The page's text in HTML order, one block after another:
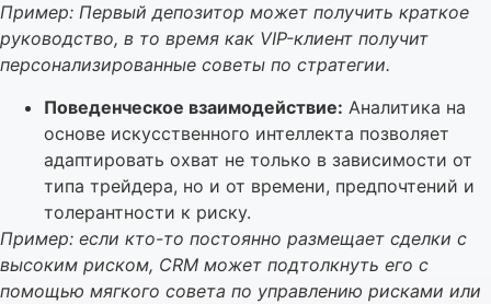
Пример: Первый депозитор может получить краткое
руководство, в то время как VIP-клиент получит
персонализированные советы по стратегии.
Поведенческое взаимодействие: Аналитика на
основе искусственного интеллекта позволяет
адаптировать охват не только в зависимости от
типа трейдера, но и от времени, предпочтений и
толерантности к риску.
Пример: если кто-то постоянно размещает сделки с
высоким риском, CRM может подтолкнуть его с
помощью мягкого совета по управлению рисками или